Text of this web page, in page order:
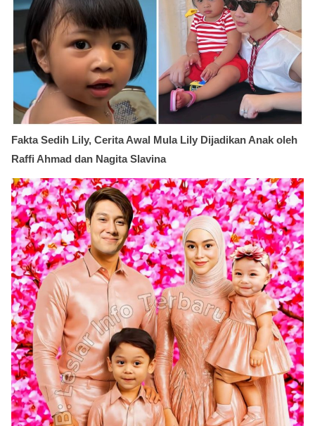
Fakta Sedih Lily, Cerita Awal Mula Lily Dijadikan Anak oleh
Raffi Ahmad dan Nagita Slavina